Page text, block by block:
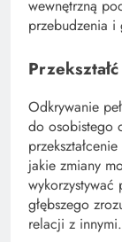
wewnętrzną
przebudzenia i
Odkrywanie
do osobistego
jakie zmiany
wykorzystywać
głębszego
relacji z innymi.